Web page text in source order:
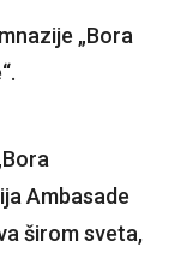
„Bora
Ambasade
širom sveta,